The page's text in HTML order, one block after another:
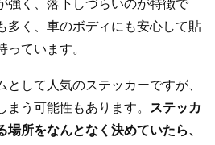
強く、落下しづらいのが特徴で
多く、車のボディにも安心して貼
っています。
して人気のステッカーですが、
う可能性もあります。
ステッカ
場所をなんとなく決めていたら、